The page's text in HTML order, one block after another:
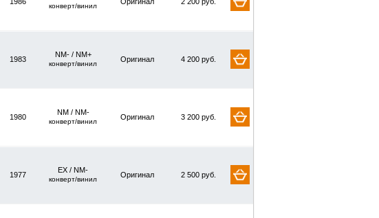
конверт/винил
1983
NM- / NM+
конверт/винил
Оригинал 4 200 руб.
1980
NM / NM-
конверт/винил
Оригинал 3 200 руб.
1977
EX / NM-
конверт/винил
Оригинал 2 500 руб.